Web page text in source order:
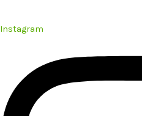
Instagram